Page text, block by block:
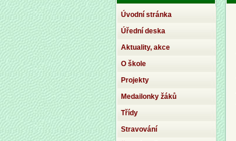
Úvodní stránka
Úřední deska
Aktuality, akce
O škole
Projekty
Medailonky žáků
Třídy
Stravování